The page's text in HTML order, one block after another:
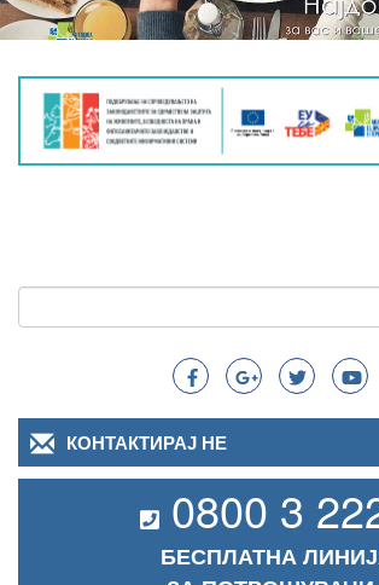
Search
Пребарување
КОНТАКТИРАЈ НЕ
0800 3
БЕСПЛАТНА